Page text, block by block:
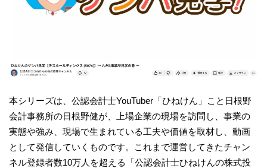
本シリーズは、公認会計士YouTuber「ひねけん」こと日根野
会計事務所の日根野健が、上場企業の現場を訪問し、事業の
実態や強み、現場で生まれている工夫や価値を取材し、動画
として発信していくものです。これまで運営してきたチャン
ネル登録者数10万人を超える「公認会計士ひねけんの株式投